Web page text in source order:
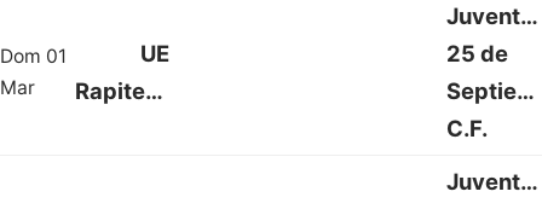
Dom 01
Mar
UE
Rapitenca
25 de
C.F.